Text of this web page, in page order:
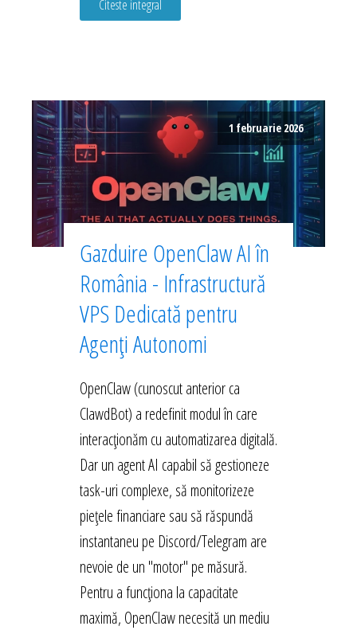
Citeste integral
1 februarie 2026
Gazduire OpenClaw AI în
România - Infrastructură
VPS Dedicată pentru
Agenți Autonomi
OpenClaw (cunoscut anterior ca
ClawdBot) a redefinit modul în care
interacționăm cu automatizarea digitală.
Dar un agent AI capabil să gestioneze
task-uri complexe, să monitorizeze
piețele financiare sau să răspundă
instantaneu pe Discord/Telegram are
nevoie de un "motor" pe măsură.
Pentru a funcționa la capacitate
maximă, OpenClaw necesită un mediu